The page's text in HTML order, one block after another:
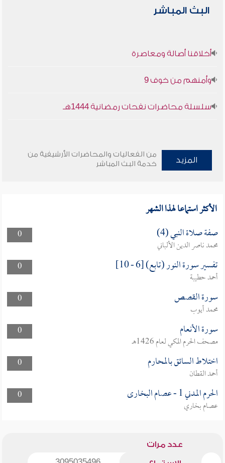
البث المباشر
أخلاقنا أصالة ومعاصرة
وأمنهم من خوف 9
سلسلة محاضرات نفحات رمضانية 1444هـ
المزيد
من الفعاليات والمحاضرات الأرشيفية من
خدمة البث المباشر
الأكثر استماعا لهذا الشهر
0 صفة صلاة النبي (4)
محمد ناصر الدين الألباني
0
تفسير سورة النور (تابع) [6 - 10]
أحمد حطيبة
0
سورة القصص
محمد أيوب
0
سورة الأنعام
مصحف الحرم المكي لعام 1426هـ
0
اختلاط السائق بالمحارم
أحمد القطان
0
الحرم المدني 1 - عصام البخارى
عصام بخاري
عدد مرات